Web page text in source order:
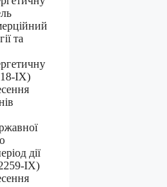
та
IX)
дії
IX)